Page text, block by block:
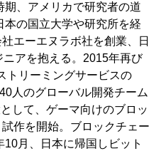
、アメリカで研究者の道
の国立大学や研究所を経
エーエヌラボ社を創業、日
アを抱える。2015年再び
トリーミングサービスの
人のグローバル開発チーム
して、ゲーマ向けのブロッ
作を開始。ブロックチェー
月、日本に帰国しビット